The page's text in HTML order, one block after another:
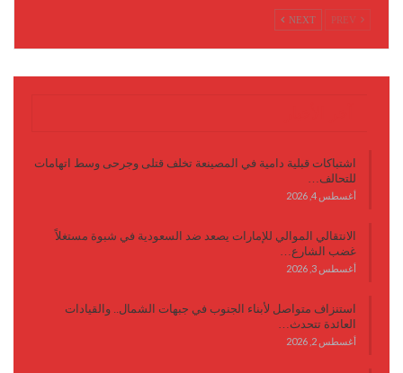
NEXT
اشتباكات قبلية دامية في المصينعة تخلف قتلى وجرحى وسط اتهامات
للتحالف…
أغسطس 4, 2026
الانتقالي الموالي للإمارات يصعد ضد السعودية في شبوة مستغلاً
غضب الشارع…
أغسطس 3, 2026
استنزاف متواصل لأبناء الجنوب في جبهات الشمال.. والقيادات
العائدة تتحدث…
أغسطس 2, 2026